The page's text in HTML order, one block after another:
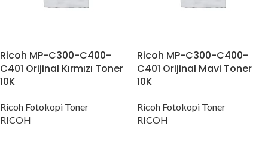
Ricoh MP-C300-C400-
C401 Orijinal Kırmızı Toner
10K
Ricoh Fotokopi Toner
RICOH
Ricoh MP-C300-C400-
C401 Orijinal Mavi Toner
10K
Ricoh Fotokopi Toner
RICOH